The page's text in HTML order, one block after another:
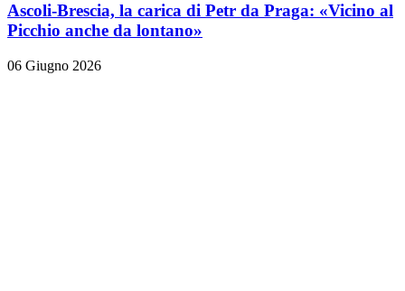
Ascoli-Brescia, la carica di Petr da Praga: «Vicino al
Picchio anche da lontano»
06 Giugno 2026